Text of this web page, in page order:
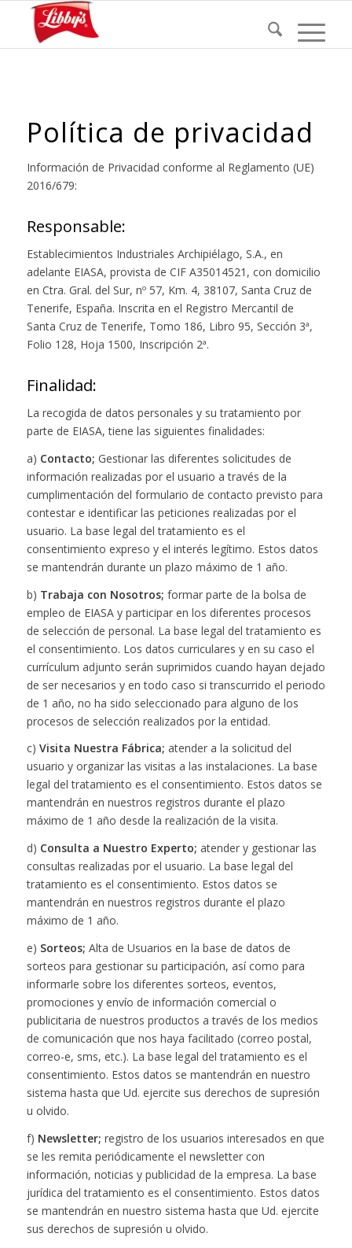
Política de privacidad
Información de Privacidad conforme al Reglamento (UE)
2016/679:
Responsable:
Establecimientos Industriales Archipiélago, S.A., en
adelante EIASA, provista de CIF A35014521, con domicilio
en Ctra. Gral. del Sur, nº 57, Km. 4, 38107, Santa Cruz de
Tenerife, España. Inscrita en el Registro Mercantil de
Santa Cruz de Tenerife, Tomo 186, Libro 95, Sección 3ª,
Folio 128, Hoja 1500, Inscripción 2ª.
Finalidad:
La recogida de datos personales y su tratamiento por
parte de EIASA, tiene las siguientes finalidades:
a) Contacto; Gestionar las diferentes solicitudes de
información realizadas por el usuario a través de la
cumplimentación del formulario de contacto previsto para
contestar e identificar las peticiones realizadas por el
usuario. La base legal del tratamiento es el
consentimiento expreso y el interés legítimo. Estos datos
se mantendrán durante un plazo máximo de 1 año.
b) Trabaja con Nosotros; formar parte de la bolsa de
empleo de EIASA y participar en los diferentes procesos
de selección de personal. La base legal del tratamiento es
el consentimiento. Los datos curriculares y en su caso el
currículum adjunto serán suprimidos cuando hayan dejado
de ser necesarios y en todo caso si transcurrido el periodo
de 1 año, no ha sido seleccionado para alguno de los
procesos de selección realizados por la entidad.
c) Visita Nuestra Fábrica; atender a la solicitud del
usuario y organizar las visitas a las instalaciones. La base
legal del tratamiento es el consentimiento. Estos datos se
mantendrán en nuestros registros durante el plazo
máximo de 1 año desde la realización de la visita.
d) Consulta a Nuestro Experto; atender y gestionar las
consultas realizadas por el usuario. La base legal del
tratamiento es el consentimiento. Estos datos se
mantendrán en nuestros registros durante el plazo
máximo de 1 año.
e) Sorteos; Alta de Usuarios en la base de datos de
sorteos para gestionar su participación, así como para
informarle sobre los diferentes sorteos, eventos,
promociones y envío de información comercial o
publicitaria de nuestros productos a través de los medios
de comunicación que nos haya facilitado (correo postal,
correo-e, sms, etc.). La base legal del tratamiento es el
consentimiento. Estos datos se mantendrán en nuestro
sistema hasta que Ud. ejercite sus derechos de supresión
u olvido.
f) Newsletter; registro de los usuarios interesados en que
se les remita periódicamente el newsletter con
información, noticias y publicidad de la empresa. La base
jurídica del tratamiento es el consentimiento. Estos datos
se mantendrán en nuestro sistema hasta que Ud. ejercite
sus derechos de supresión u olvido.